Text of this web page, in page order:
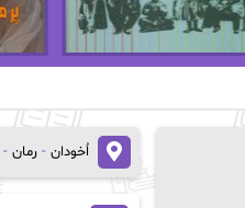
اُخودان - رمان -